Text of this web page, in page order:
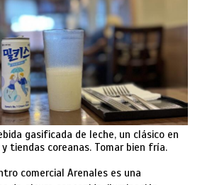
gasificada de leche, un clásico en
tiendas coreanas. Tomar bien fría.
comercial Arenales es una